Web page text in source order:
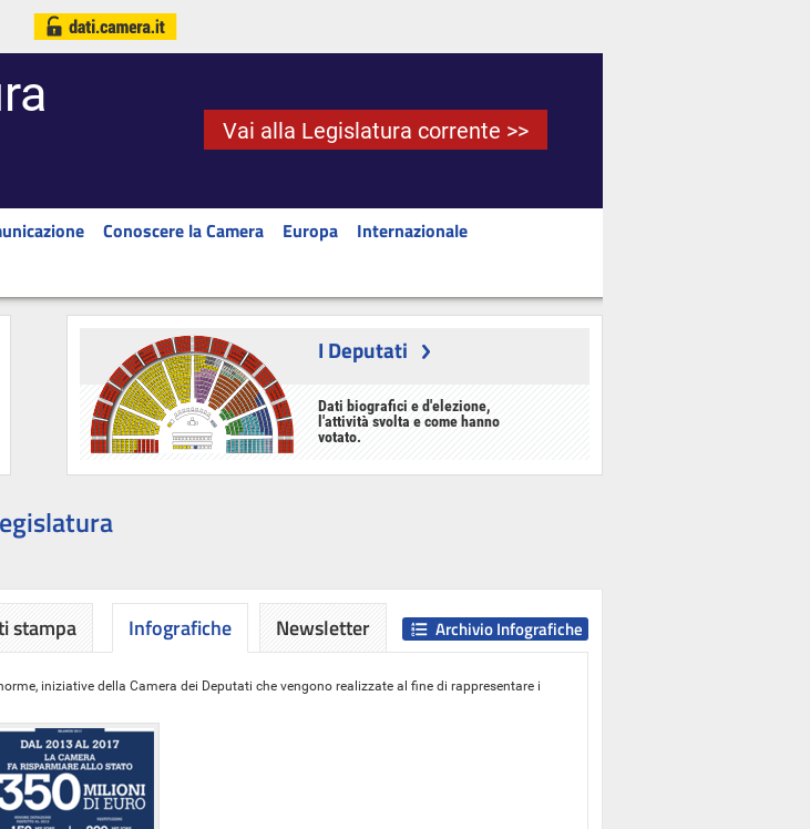
Vai alla Legislatura corrente >>
Conoscere la Camera Europa
Internazionale
I Deputati
Dati biografici e d'elezione,
l'attività svolta e come hanno
votato.
stampa Infografiche
iniziative della Camera dei Deputati che vengono realizzate al fine di rappresentare i
Archivio Infografiche
Newsletter